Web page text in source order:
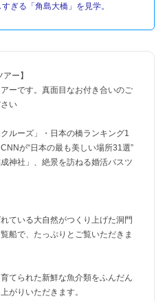
ぎる「角島大橋」を見学。
ー】
ーです。真面目なお付き合いのご
い
ルーズ」・日本の橋ランキング1
が“日本の最も美しい場所31選”
神社」、絶景を訪ねる婚活バスツ
ている大自然がつくり上げた洞門
船で、たっぷりとご覧いただきま
てられた新鮮な魚介類をふんだん
がりいただきます。